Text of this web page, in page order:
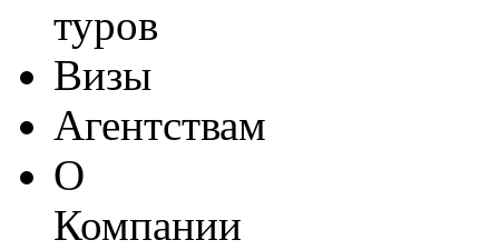
туров
Визы
Агентствам
О
Компании